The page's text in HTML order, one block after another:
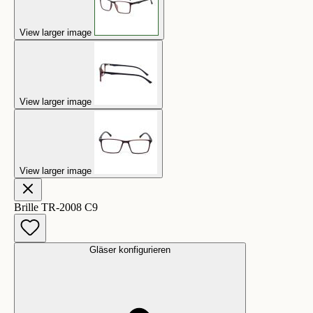
View larger image
View larger image
View larger image
Brille TR-2008 C9
Gläser konfigurieren